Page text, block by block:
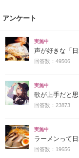
アンケート
実施中
声が好きな「
回答数：49506
実施中
歌が上手だと
回答数：23873
実施中
ラーメンって
回答数：19656